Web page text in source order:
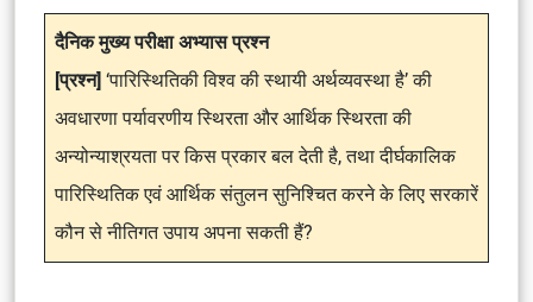
दैनिक मुख्य परीक्षा अभ्यास प्रश्न
[प्रश्न] ‘पारिस्थितिकी विश्व की स्थायी अर्थव्यवस्था है’ की
अवधारणा पर्यावरणीय स्थिरता और आर्थिक स्थिरता की
अन्योन्याश्रयता पर किस प्रकार बल देती है, तथा दीर्घकालिक
पारिस्थितिक एवं आर्थिक संतुलन सुनिश्चित करने के लिए सरकारें
कौन से नीतिगत उपाय अपना सकती हैं?